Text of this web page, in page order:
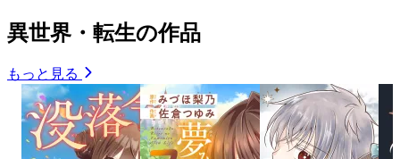
異世界・転生の作品
もっと見る